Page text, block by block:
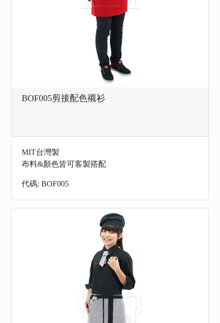
BOF005剪接配色襯衫
MIT台灣製
布料&顏色皆可客製搭配
代碼: BOF005